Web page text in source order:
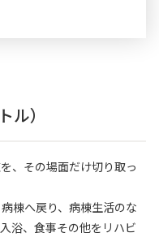
）
、その場面だけ切り取っ
棟へ戻り、病棟生活のな
浴、食事その他をリハビ